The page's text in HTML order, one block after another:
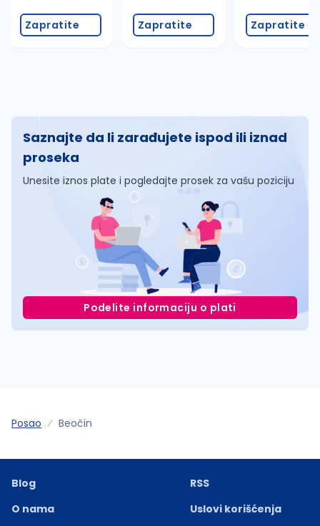
Zapratite Zapratite Zapratite
Saznajte da li zarađujete ispod ili iznad
proseka
Unesite iznos plate i pogledajte prosek za vašu poziciju
Podelite informaciju o plati
Posao Beočin
Blog
O nama
RSS
Uslovi korišćenja